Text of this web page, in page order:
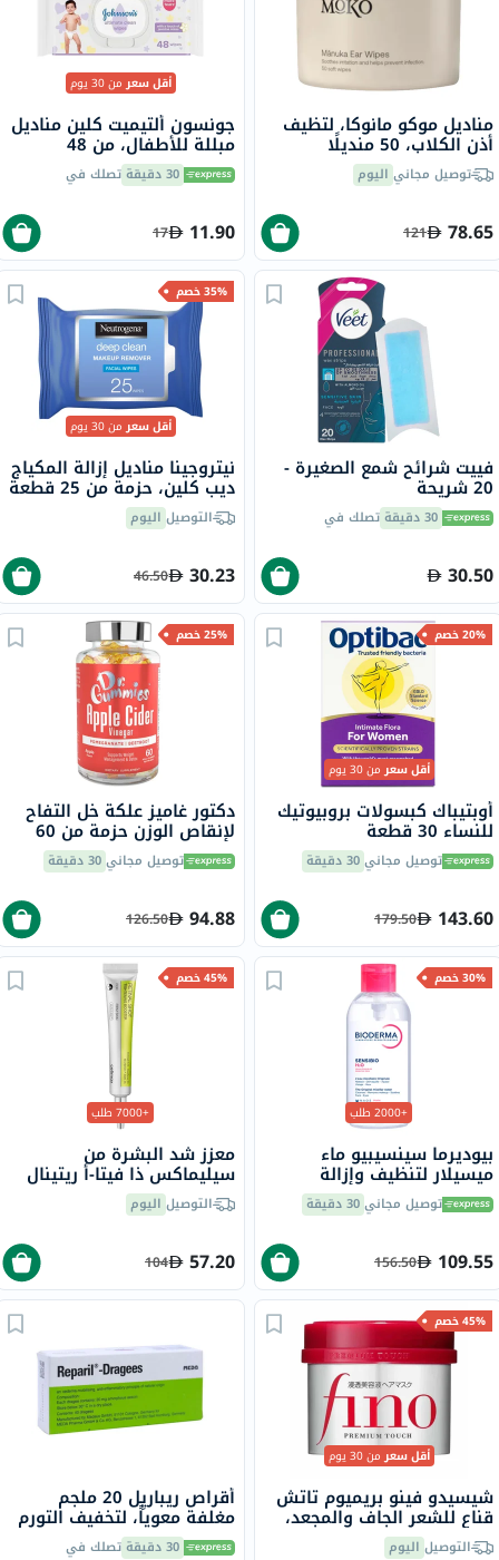
مناديل موكو مانوكا، لتظيف
أذن الكلاب، 50 منديلًا
توصيل مجاني اليوم
78.65
121
أقل سعرمن 30 يوم
جونسون ألتيميت كلين مناديل
مبللة للأطفال، من 48
30 دقيقة تصلك في
11.90
17
فييت شرائح شمع الصغيرة -
20 شريحة
30 دقيقة تصلك في
30.50
35% خصم
أقل سعرمن 30 يوم
نيتروجينا مناديل إزالة المكياج
ديب كلين، حزمة من 25 قطعة
التوصيل اليوم
30.23
46.50
20% خصم
أقل سعرمن 30 يوم
أوبتيباك كبسولات بروبيوتيك
للنساء 30 قطعة
توصيل مجاني30 دقيقة
143.60
179.50
25% خصم
دكتور غاميز علكة خل التفاح
لإنقاص الوزن حزمة من 60
توصيل مجاني30 دقيقة
94.88
126.50
30% خصم
+2000 طلب
بيوديرما سينسيبيو ماء
ميسيلار لتنظيف وإزالة
المكياج 850 ملتوصيل مجاني30 دقيقة
109.55
156.50
45% خصم
+7000 طلب
معزز شد البشرة من
سيليماكس ذا فيتا-أ ريتينال
شوت، 15 مل
التوصيل اليوم
57.20
104
45% خصم
أقل سعرمن 30 يوم
شيسيدو فينو بريميوم تاتش
قناع للشعر الجاف والمجعد،
230 جرامالتوصيل اليوم
أقراص ريباريِل 20 ملجم
مغلفة معوياً، لتخفيف التورم
والاحتباس، 40 قطعة
30 دقيقة تصلك في